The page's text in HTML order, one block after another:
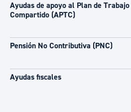
Ayudas de apoyo al Plan de Trabajo
Compartido (APTC)
Pensión No Contributiva (PNC)
Ayudas fiscales